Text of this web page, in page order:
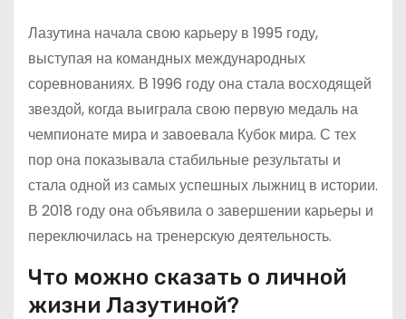
Лазутина начала свою карьеру в 1995 году,
выступая на командных международных
соревнованиях. В 1996 году она стала восходящей
звездой, когда выиграла свою первую медаль на
чемпионате мира и завоевала Кубок мира. С тех
пор она показывала стабильные результаты и
стала одной из самых успешных лыжниц в истории.
В 2018 году она объявила о завершении карьеры и
переключилась на тренерскую деятельность.
Что можно сказать о личной
жизни Лазутиной?